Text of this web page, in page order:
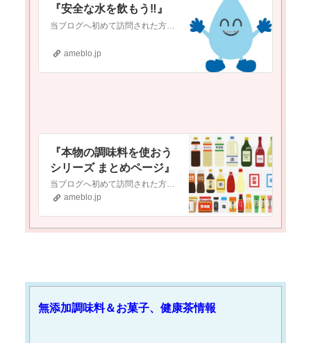
『安全な水を飲もう‼️』
ameblo.jp
『本物の調味料を使おう
シリーズ まとめページ』
ameblo.jp
無添加調味料＆お菓子、健康茶情報